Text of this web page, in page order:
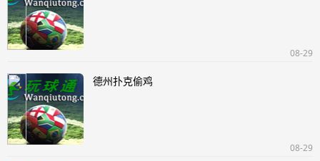
08-29
德州扑克偷鸡
08-29